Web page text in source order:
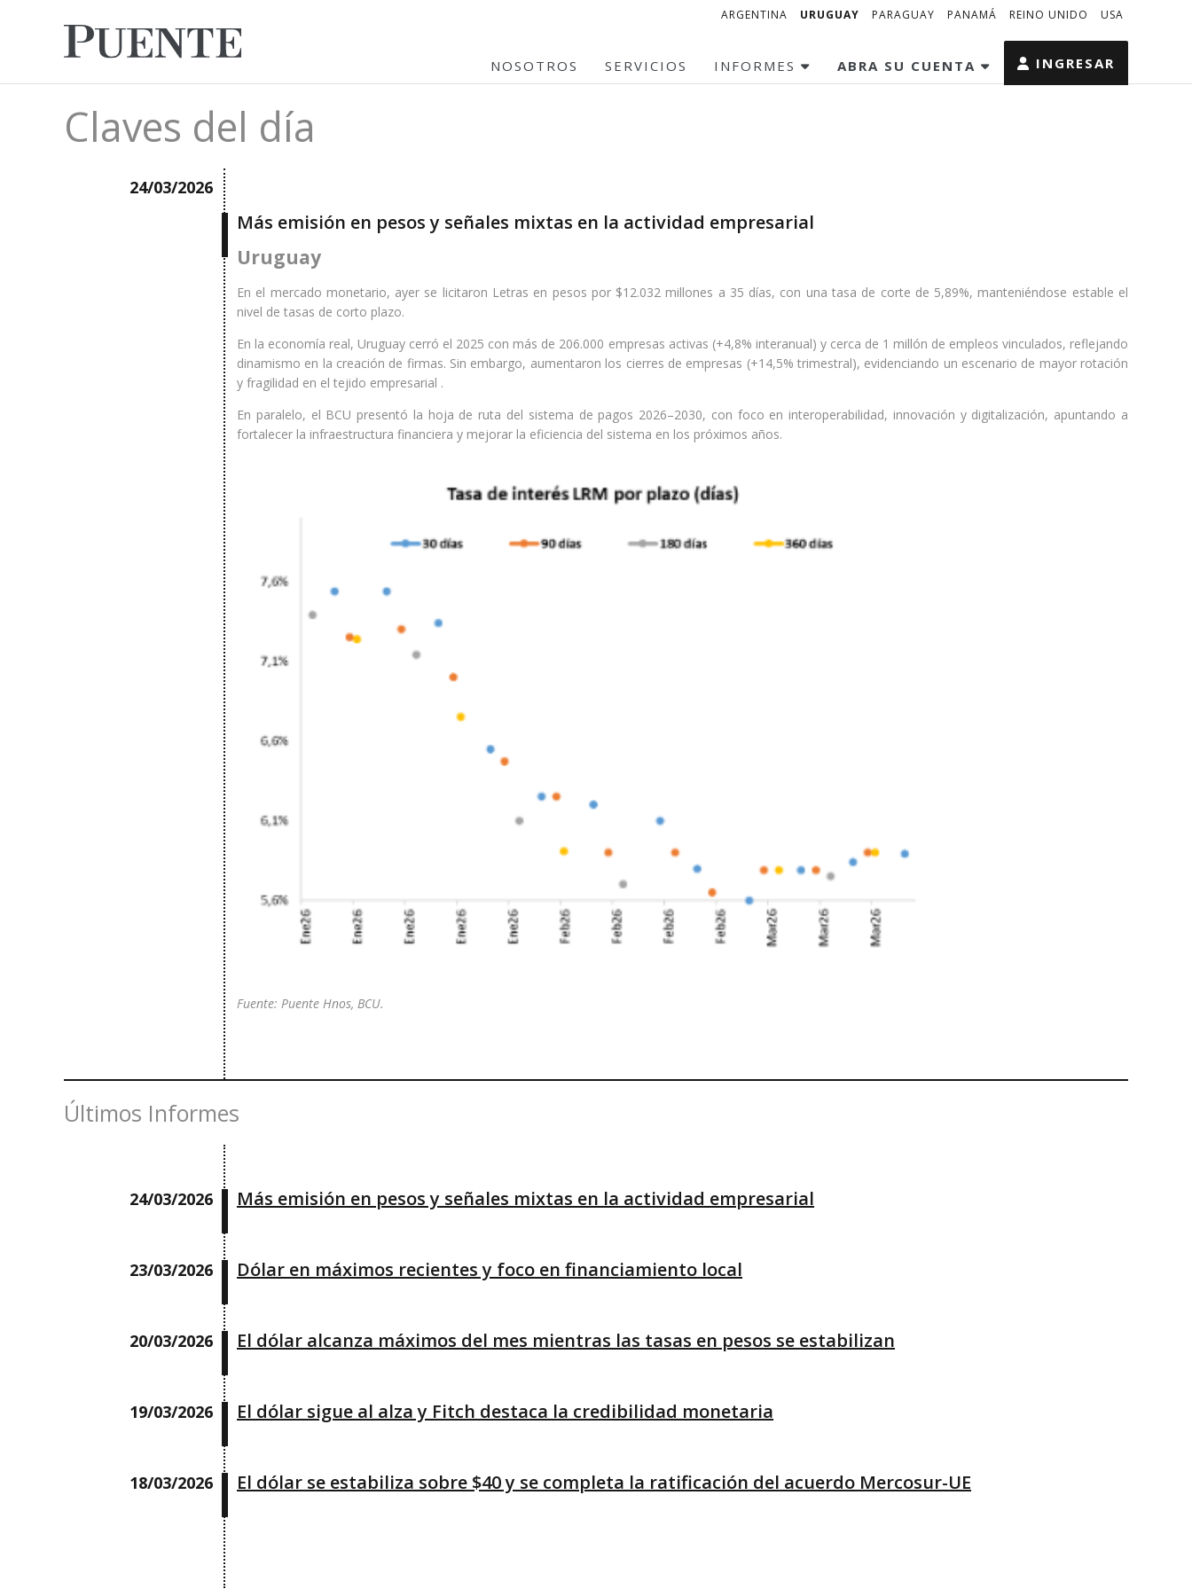
ARGENTINA URUGUAY PARAGUAY PANAMÁ REINO UNIDO USA
NOSOTROS SERVICIOS INFORMES ABRA SU CUENTA INGRESAR
Claves del día
24/03/2026
Más emisión en pesos y señales mixtas en la actividad empresarial
Uruguay
En el mercado monetario, ayer se licitaron Letras en pesos por $12.032 millones a 35 días, con una tasa de corte de 5,89%, manteniéndose estable el
nivel de tasas de corto plazo.
En la economía real, Uruguay cerró el 2025 con más de 206.000 empresas activas (+4,8% interanual) y cerca de 1 millón de empleos vinculados, reflejando
dinamismo en la creación de firmas. Sin embargo, aumentaron los cierres de empresas (+14,5% trimestral), evidenciando un escenario de mayor rotación
y fragilidad en el tejido empresarial .
En paralelo, el BCU presentó la hoja de ruta del sistema de pagos 2026–2030, con foco en interoperabilidad, innovación y digitalización, apuntando a
fortalecer la infraestructura financiera y mejorar la eficiencia del sistema en los próximos años.
Fuente: Puente Hnos, BCU.
Últimos Informes
24/03/2026 Más emisión en pesos y señales mixtas en la actividad empresarial
23/03/2026 Dólar en máximos recientes y foco en financiamiento local
20/03/2026 El dólar alcanza máximos del mes mientras las tasas en pesos se estabilizan
19/03/2026 El dólar sigue al alza y Fitch destaca la credibilidad monetaria
18/03/2026 El dólar se estabiliza sobre $40 y se completa la ratificación del acuerdo Mercosur-UE